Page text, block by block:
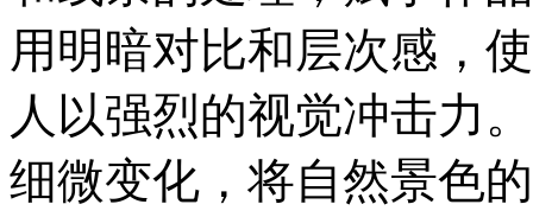
用明暗对比和层次感，
人以强烈的视觉冲击力
细微变化，将自然景色